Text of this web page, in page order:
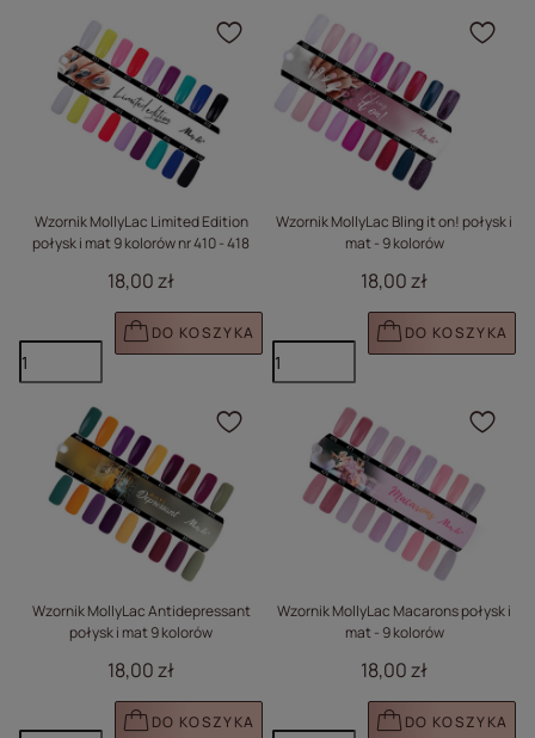
Wzornik MollyLac Limited Edition
połysk i mat 9 kolorów nr 410 - 418
18,00 zł
DO KOSZYKA
Kliknij, aby dodać
Wzornik MollyLac Bling it on! połysk i
mat - 9 kolorów
18,00 zł
DO KOSZYKA
Wzornik MollyLac Antidepressant
połysk i mat 9 kolorów
18,00 zł
DO KOSZYKA
Kliknij, aby dodać
Wzornik MollyLac Macarons połysk i
mat - 9 kolorów
18,00 zł
DO KOSZYKA